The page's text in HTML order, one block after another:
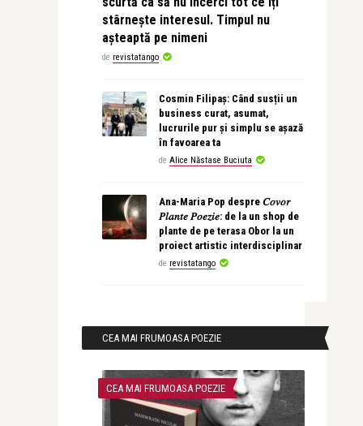
stârnește interesul. Timpul nu
așteaptă pe nimeni
de revistatango
Cosmin Filipaș: Când susții un
business curat, asumat,
lucrurile pur și simplu se așază
în favoarea ta
de Alice Năstase Buciuta
Ana-Maria Pop despre 𝐶𝑜𝑣𝑜𝑟
𝑃𝑙𝑎𝑛𝑡𝑒 𝑃𝑜𝑒𝑧𝑖𝑒: de la un shop de
plante de pe terasa Obor la un
proiect artistic interdisciplinar
de revistatango
CEA MAI FRUMOASA POEZIE
CEA MAI FRUMOASA POEZIE